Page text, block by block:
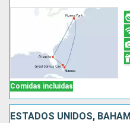
Comidas incluidas
ESTADOS UNIDOS,